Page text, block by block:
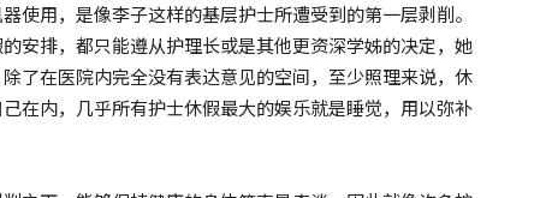
使用，是像李子这样的基层护士所遭受到的第一层剥削。
安排，都只能遵从护理长或是其他更资深学姊的决定，她
了在医院内完全没有表达意见的空间，至少照理来说，休
在内，几乎所有护士休假最大的娱乐就是睡觉，用以弥补